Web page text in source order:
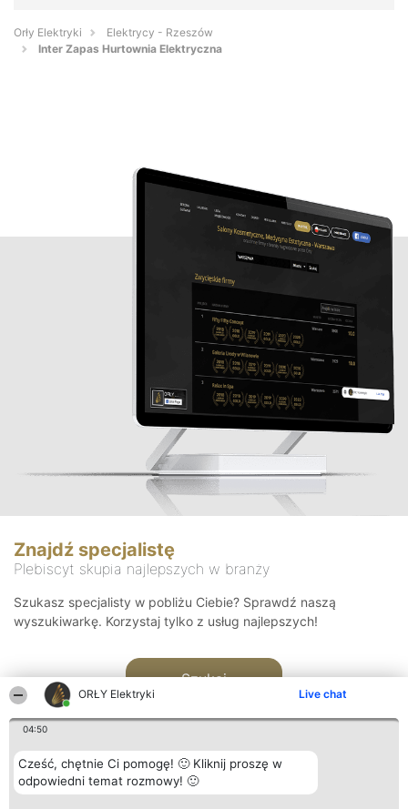
ORŁY Elektryki Live chat
04:50
Cześć, chętnie Ci pomogę! 🙂 Kliknij proszę w
odpowiedni temat rozmowy! 🙂
Orły Elektryki
Elektrycy - Rzeszów
Inter Zapas Hurtownia Elektryczna
Znajdź specjalistę
Plebiscyt skupia najlepszych w branży
Szukasz specjalisty w pobliżu Ciebie? Sprawdź naszą
wyszukiwarkę. Korzystaj tylko z usług najlepszych!
Szukaj